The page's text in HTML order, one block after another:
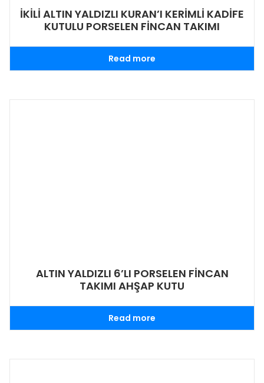
İKİLİ ALTIN YALDIZLI KURAN’I KERİMLİ KADİFE
KUTULU PORSELEN FİNCAN TAKIMI
Read more
ALTIN YALDIZLI 6’LI PORSELEN FİNCAN
TAKIMI AHŞAP KUTU
Read more